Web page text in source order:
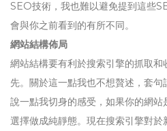
SEO技術，我也難以避免提到這些
會與你之前看到的有所不同。
網站結構佈局
網站結構要有利於搜索引擎的抓取
先。關於這一點我也不想贅述，套
說一點我切身的感受，如果你的網
選擇做成純靜態。現在搜索引擎對